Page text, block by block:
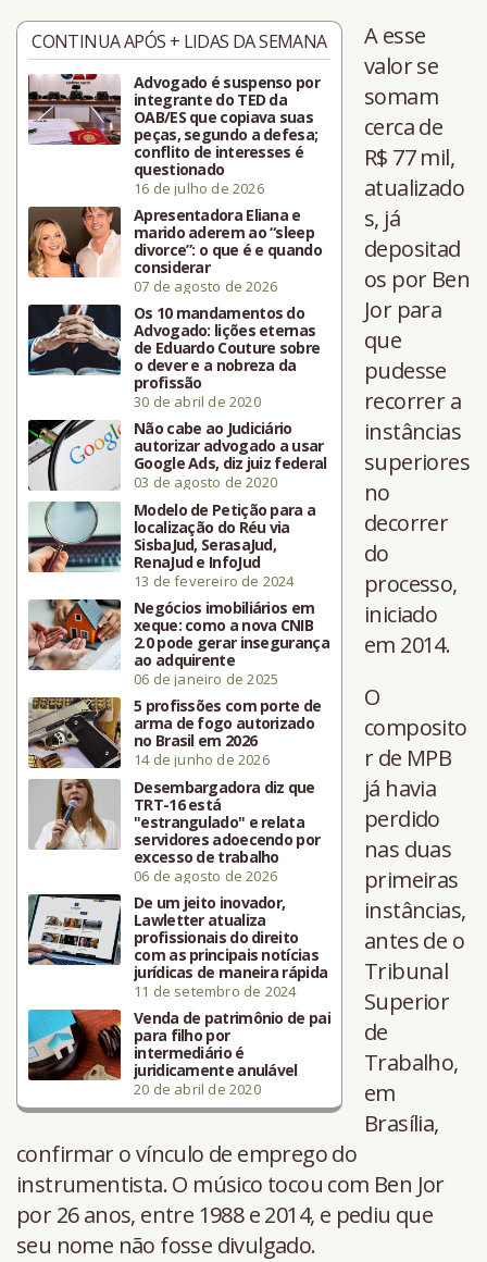
CONTINUA APÓS + LIDAS DA SEMANA
Advogado é suspenso por
integrante do TED da
OAB/ES que copiava suas
peças, segundo a defesa;
conflito de interesses é
questionado
16 de julho de 2026
Apresentadora Eliana e
marido aderem ao “sleep
divorce”: o que é e quando
considerar
07 de agosto de 2026
Os 10 mandamentos do
Advogado: lições eternas
de Eduardo Couture sobre
o dever e a nobreza da
profissão
30 de abril de 2020
Não cabe ao Judiciário
autorizar advogado a usar
Google Ads, diz juiz federal
03 de agosto de 2020
Modelo de Petição para a
localização do Réu via
SisbaJud, SerasaJud,
RenaJud e InfoJud
13 de fevereiro de 2024
Negócios imobiliários em
xeque: como a nova CNIB
2.0 pode gerar insegurança
ao adquirente
06 de janeiro de 2025
5 profissões com porte de
arma de fogo autorizado
no Brasil em 2026
14 de junho de 2026
Desembargadora diz que
TRT-16 está
"estrangulado" e relata
servidores adoecendo por
excesso de trabalho
06 de agosto de 2026
De um jeito inovador,
Lawletter atualiza
profissionais do direito
com as principais notícias
jurídicas de maneira rápida
11 de setembro de 2024
Venda de patrimônio de pai
para filho por
intermediário é
juridicamente anulável
20 de abril de 2020
A esse
valor se
somam
cerca de
R$ 77 mil,
atualizado
s, já
depositad
os por Ben
Jor para
que
pudesse
recorrer a
instâncias
superiores
no
decorrer
do
processo,
iniciado
em 2014.
O
composito
r de MPB
já havia
perdido
nas duas
primeiras
instâncias,
antes de o
Tribunal
Superior
de
Trabalho,
em
Brasília,
confirmar o vínculo de emprego do
instrumentista. O músico tocou com Ben Jor
por 26 anos, entre 1988 e 2014, e pediu que
seu nome não fosse divulgado.